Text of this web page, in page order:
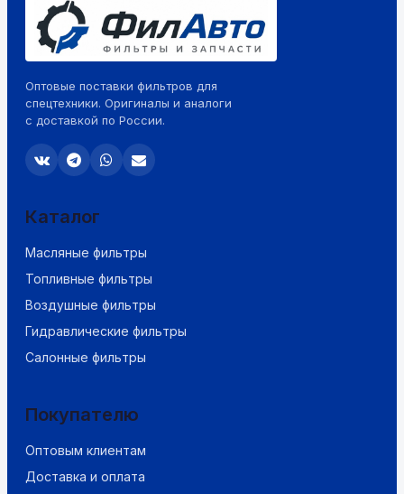
Оптовые поставки фильтров для
спецтехники. Оригиналы и аналоги
с доставкой по России.
Каталог
Масляные фильтры
Топливные фильтры
Воздушные фильтры
Гидравлические фильтры
Салонные фильтры
Покупателю
Оптовым клиентам
Доставка и оплата